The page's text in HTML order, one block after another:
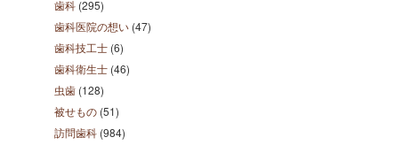
歯科 (295)
歯科医院の想い (47)
歯科技工士 (6)
歯科衛生士 (46)
虫歯 (128)
被せもの (51)
訪問歯科 (984)